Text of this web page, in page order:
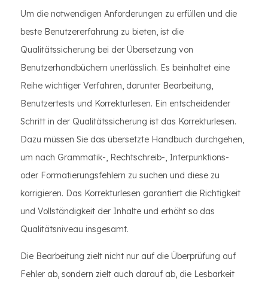
Um die notwendigen Anforderungen zu erfüllen und die
beste Benutzererfahrung zu bieten, ist die
Qualitätssicherung bei der Übersetzung von
Benutzerhandbüchern unerlässlich. Es beinhaltet eine
Reihe wichtiger Verfahren, darunter Bearbeitung,
Benutzertests und Korrekturlesen. Ein entscheidender
Schritt in der Qualitätssicherung ist das Korrekturlesen.
Dazu müssen Sie das übersetzte Handbuch durchgehen,
um nach Grammatik-, Rechtschreib-, Interpunktions-
oder Formatierungsfehlern zu suchen und diese zu
korrigieren. Das Korrekturlesen garantiert die Richtigkeit
und Vollständigkeit der Inhalte und erhöht so das
Qualitätsniveau insgesamt.
Die Bearbeitung zielt nicht nur auf die Überprüfung auf
Fehler ab, sondern zielt auch darauf ab, die Lesbarkeit